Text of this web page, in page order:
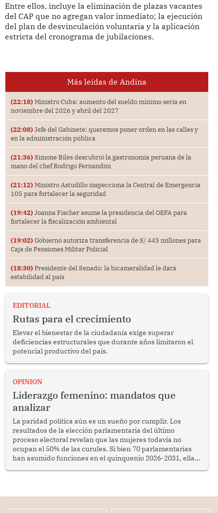
Entre ellos, incluye la eliminación de plazas vacantes
del CAP que no agregan valor inmediato; la ejecución
del plan de desvinculación voluntaria y la aplicación
estricta del cronograma de jubilaciones.
Más leídas de Andina
(22:18) Ministro Cuba: aumento del sueldo mínimo sería en
noviembre del 2026 y abril del 2027
(22:08) Jefe del Gabinete: queremos poner orden en las calles y
en la administración pública
(21:36) Simone Biles descubrió la gastronomía peruana de la
mano del chef Rodrigo Fernandini
(21:12) Ministro Astudillo inspecciona la Central de Emergencia
105 para fortalecer la seguridad
(19:42) Joanna Fischer asume la presidencia del OEFA para
fortalecer la fiscalización ambiental
(19:02) Gobierno autoriza transferencia de S/ 443 millones para
Caja de Pensiones Militar Policial
(18:30) Presidente del Senado: la bicameralidad le dará
estabilidad al país
EDITORIAL
Rutas para el crecimiento
Elevar el bienestar de la ciudadanía exige superar
deficiencias estructurales que durante años limitaron el
potencial productivo del país.
OPINION
Liderazgo femenino: mandatos que
analizar
La paridad política aún es un sueño por cumplir. Los
resultados de la elección parlamentaria del último
proceso electoral revelan que las mujeres todavía no
ocupan el 50% de las curules. Si bien 70 parlamentarias
han asumido funciones en el quinquenio 2026-2031, ellas